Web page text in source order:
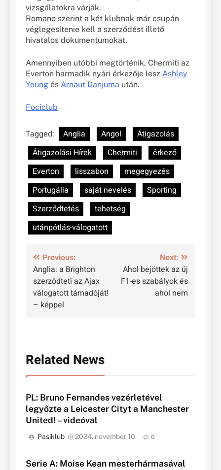
vizsgálatokra várják.
Romano szerint a két klubnak már csupán
véglegesítenie kell a szerződést illető
hivatalos dokumentumokat.
Amennyiben utóbbi megtörténik, Chermiti az
Everton harmadik nyári érkezője lesz Ashley
Young és Arnaut Danjuma után.
Fociclub
Tagged: Anglia Angol
Átigazolás
Átigazolási Hírek
Chermiti
érkező
Everton
lisszabon
megegyezés
Portugália
saját nevelés
Sporting
Szerződtetés
tehetség
utánpótlás-válogatott
Bejegyzés
navigáció
Previous:
Anglia: a Brighton
szerződteti az Ajax
válogatott támadóját!
– képpel
Next:
Ahol bejöttek az új
F1-es szabályok és
ahol nem
Related News
PL: Bruno Fernandes vezérletével
legyőzte a Leicester Cityt a Manchester
United! – videóval
Pasiklub 2024. november 10. 0
Serie A: Moise Kean mesterhármasával